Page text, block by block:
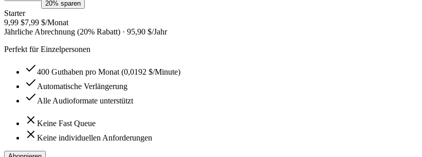
20% sparen
Starter
9,99 $7,99 $/Monat
Jährliche Abrechnung (20% Rabatt) · 95,90 $/Jahr
Perfekt für Einzelpersonen
400 Guthaben pro Monat (0,0192 $/Minute)
Automatische Verlängerung
Alle Audioformate unterstützt
Keine Fast Queue
Keine individuellen Anforderungen